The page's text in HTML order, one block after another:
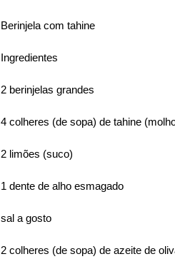
Berinjela com tahine
Ingredientes
2 berinjelas grandes
4 colheres (de sopa) de tahine
2 limões (suco)
1 dente de alho esmagado
sal a gosto
2 colheres (de sopa) de azeite de